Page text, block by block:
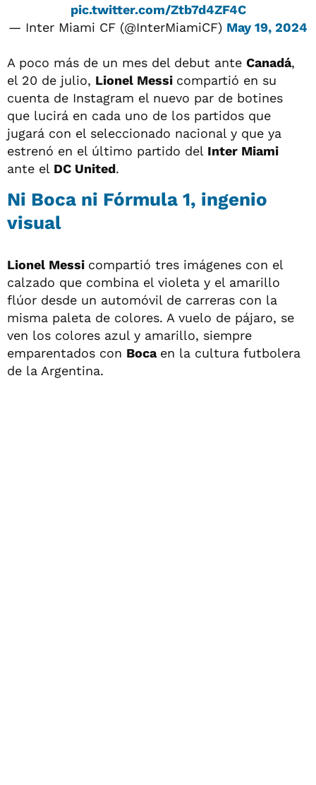
pic.twitter.com/Ztb7d4ZF4C
— Inter Miami CF (@InterMiamiCF) May 19, 2024
A poco más de un mes del debut ante Canadá,
el 20 de julio, Lionel Messi compartió en su
cuenta de Instagram el nuevo par de botines
que lucirá en cada uno de los partidos que
jugará con el seleccionado nacional y que ya
estrenó en el último partido del Inter Miami
ante el DC United.
Ni Boca ni Fórmula 1, ingenio
visual
Lionel Messi compartió tres imágenes con el
calzado que combina el violeta y el amarillo
flúor desde un automóvil de carreras con la
misma paleta de colores. A vuelo de pájaro, se
ven los colores azul y amarillo, siempre
emparentados con Boca en la cultura futbolera
de la Argentina.